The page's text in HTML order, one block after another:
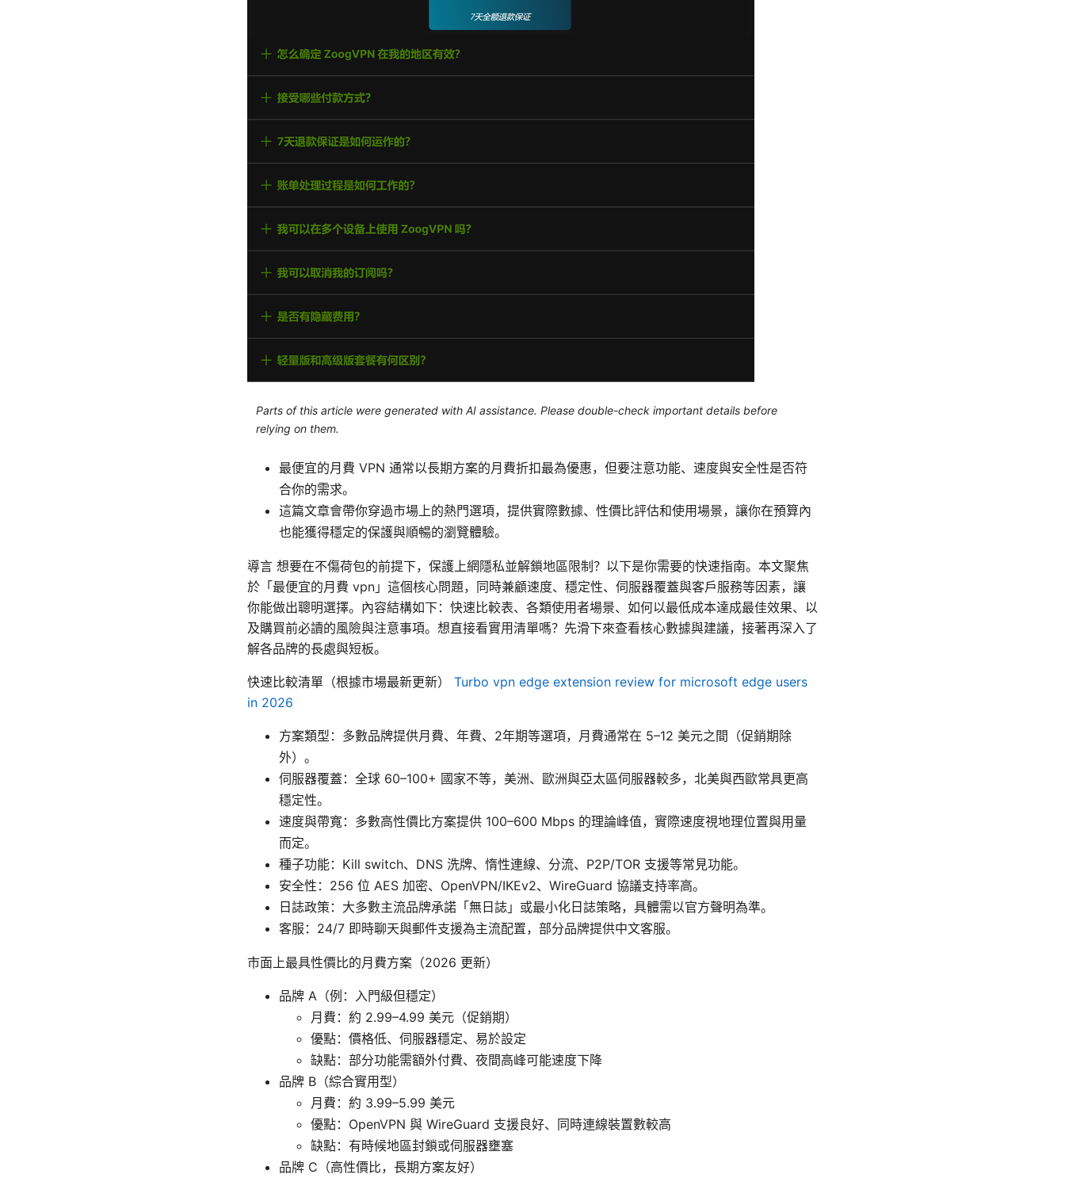
Parts of this article were generated with AI assistance. Please double-check important details before
relying on them.
最便宜的月費 VPN 通常以長期方案的月費折扣最為優惠，但要注意功能、速度與安全性是否符
合你的需求。
這篇文章會帶你穿過市場上的熱門選項，提供實際數據、性價比評估和使用場景，讓你在預算內
也能獲得穩定的保護與順暢的瀏覽體驗。
導言 想要在不傷荷包的前提下，保護上網隱私並解鎖地區限制？以下是你需要的快速指南。本文聚焦
於「最便宜的月費 vpn」這個核心問題，同時兼顧速度、穩定性、伺服器覆蓋與客戶服務等因素，讓
你能做出聰明選擇。內容結構如下：快速比較表、各類使用者場景、如何以最低成本達成最佳效果、以
及購買前必讀的風險與注意事項。想直接看實用清單嗎？先滑下來查看核心數據與建議，接著再深入了
解各品牌的長處與短板。
快速比較清單（根據市場最新更新） Turbo vpn edge extension review for microsoft edge users
in 2026
方案類型：多數品牌提供月費、年費、2年期等選項，月費通常在 5–12 美元之間（促銷期除
外）。
伺服器覆蓋：全球 60–100+ 國家不等，美洲、歐洲與亞太區伺服器較多，北美與西歐常具更高
穩定性。
速度與帶寬：多數高性價比方案提供 100–600 Mbps 的理論峰值，實際速度視地理位置與用量
而定。
種子功能：Kill switch、DNS 洗牌、惰性連線、分流、P2P/TOR 支援等常見功能。
安全性：256 位 AES 加密、OpenVPN/IKEv2、WireGuard 協議支持率高。
日誌政策：大多數主流品牌承諾「無日誌」或最小化日誌策略，具體需以官方聲明為準。
客服：24/7 即時聊天與郵件支援為主流配置，部分品牌提供中文客服。
市面上最具性價比的月費方案（2026 更新）
品牌 A（例：入門級但穩定）
月費：約 2.99–4.99 美元（促銷期）
優點：價格低、伺服器穩定、易於設定
缺點：部分功能需額外付費、夜間高峰可能速度下降
品牌 B（綜合實用型）
月費：約 3.99–5.99 美元
優點：OpenVPN 與 WireGuard 支援良好、同時連線裝置數較高
缺點：有時候地區封鎖或伺服器壅塞
品牌 C（高性價比，長期方案友好）